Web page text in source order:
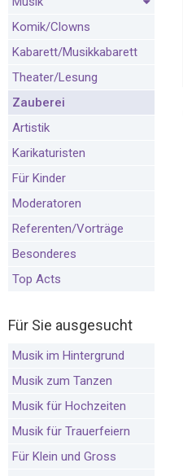
Komik/Clowns
Kabarett/Musikkabarett
Theater/Lesung
Zauberei
Artistik
Karikaturisten
Für Kinder
Moderatoren
Referenten/Vorträge
Besonderes
Top Acts
Für Sie ausgesucht
Musik im Hintergrund
Musik zum Tanzen
Musik für Hochzeiten
Musik für Trauerfeiern
Für Klein und Gross